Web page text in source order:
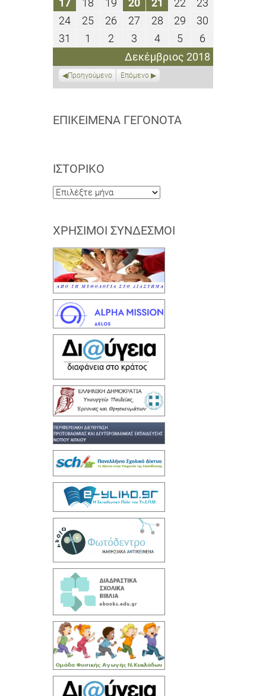
Δεκέμβριος 2018
2018 2018 20182018201820182018
17
Δεκεμβρίου
2018
18
Δεκεμβρίου
2018
19
Δεκεμβρίου
2018
20
Δεκεμβρίου
2018
21
Δεκεμβρίου
2018
22
Δεκεμβρίου
2018
23
2018
2424
Δεκεμβρίου
2018
2525
Δεκεμβρίου
2018
26
Δεκεμβρίου
2018
27
Δεκεμβρίου
2018
2828
Δεκεμβρίου
2018
2929
Δεκεμβρίου
2018
3030
2018
31
Δεκεμβρίου
1
Ιανουαρίου
2
Ιανουαρίου
2019
3
Ιανουαρίου
2019
44
Ιανουαρίου
2019
55
Ιανουαρίου
2019
66
Ιανουαρίου
2019
Προηγούμενο Επόμενο
ΕΠΙΚΕΊΜΕΝΑ ΓΕΓΟΝΌΤΑ
ΙΣΤΟΡΙΚΌ
Ιστορικό
ΧΡΉΣΙΜΟΙ ΣΎΝΔΕΣΜΟΙ